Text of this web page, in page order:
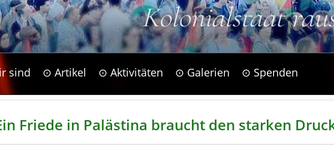
Kolonialstaat
sind ⊙ Artikel ⊙ Aktivitäten ⊙ Galerien ⊙ Spenden
Friede in Palästina braucht den starken